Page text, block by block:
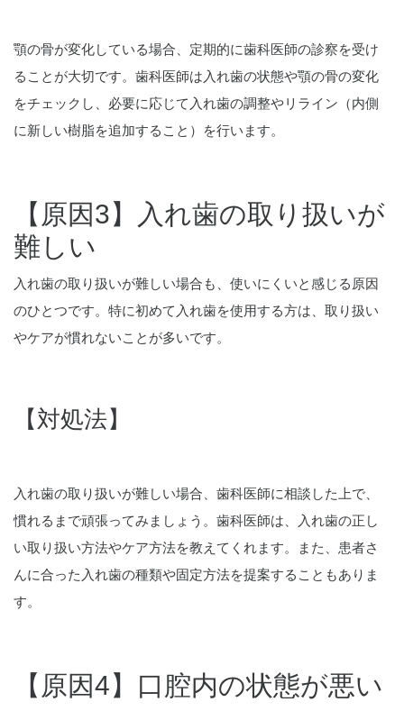
顎の骨が変化している場合、定期的に歯科医師の診察を受け
ることが大切です。歯科医師は入れ歯の状態や顎の骨の変化
をチェックし、必要に応じて入れ歯の調整やリライン（内側
に新しい樹脂を追加すること）を行います。
【原因3】入れ歯の取り扱いが
難しい
入れ歯の取り扱いが難しい場合も、使いにくいと感じる原因
のひとつです。特に初めて入れ歯を使用する方は、取り扱い
やケアが慣れないことが多いです。
【対処法】
入れ歯の取り扱いが難しい場合、歯科医師に相談した上で、
慣れるまで頑張ってみましょう。歯科医師は、入れ歯の正し
い取り扱い方法やケア方法を教えてくれます。また、患者さ
んに合った入れ歯の種類や固定方法を提案することもありま
す。
【原因4】口腔内の状態が悪い